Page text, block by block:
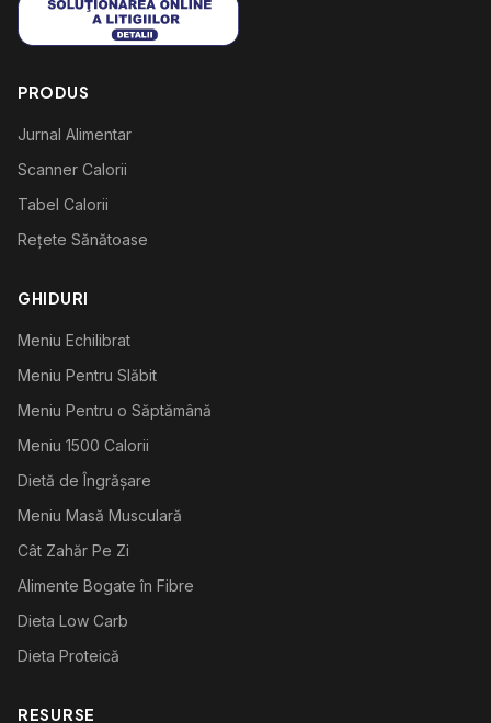
PRODUS
Jurnal Alimentar
Scanner Calorii
Tabel Calorii
Rețete Sănătoase
GHIDURI
Meniu Echilibrat
Meniu Pentru Slăbit
Meniu Pentru o Săptămână
Meniu 1500 Calorii
Dietă de Îngrășare
Meniu Masă Musculară
Cât Zahăr Pe Zi
Alimente Bogate în Fibre
Dieta Low Carb
Dieta Proteică
RESURSE